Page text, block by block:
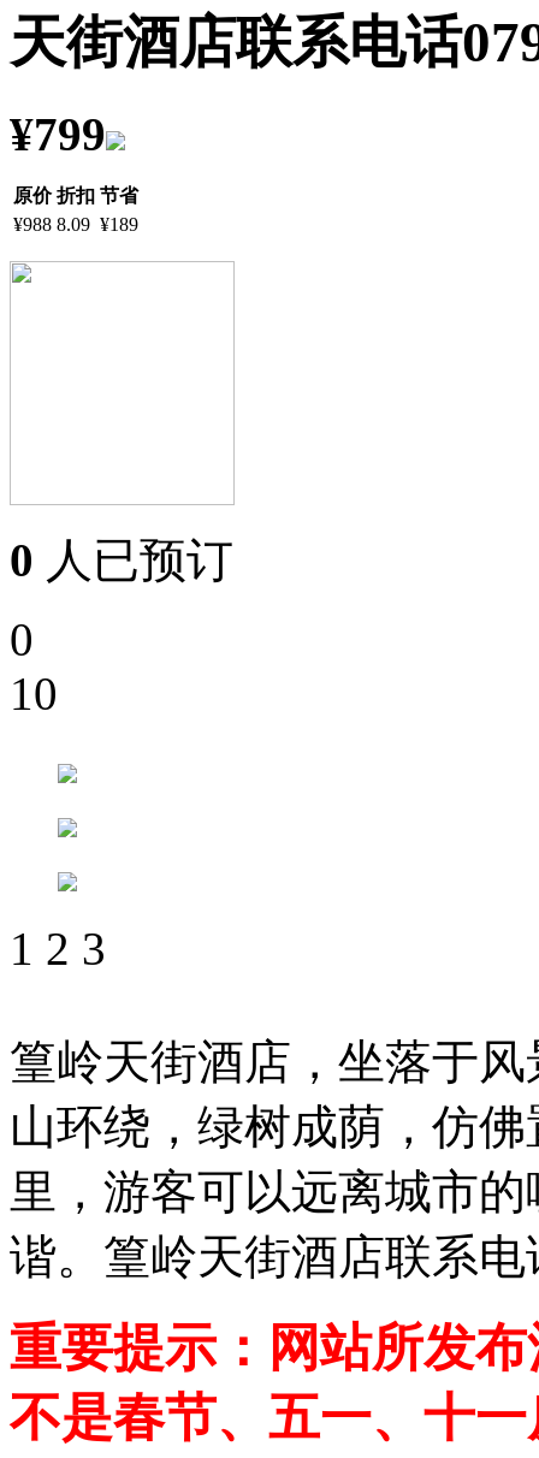
天街酒店联系电话
¥799
原价 折扣 节省
¥988 8.09 ¥189
0 人已预订
0
10
1 2 3
篁岭天街酒店，坐落于
山环绕，绿树成荫，仿
里，游客可以远离城市
谐。篁岭天街酒店联系
重要提示：网站所发
不是春节、五一、十